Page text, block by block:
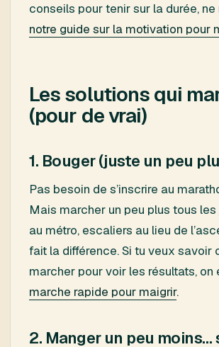
conseils pour tenir sur la durée, ne
notre guide sur la motivation pour
Les solutions qui
(pour de vrai)
1. Bouger (juste un peu
Pas besoin de s’inscrire au
Mais marcher un peu plus tous
au métro, escaliers au lieu de
fait la différence. Si tu veux savoir
marcher pour voir les résultats, on
marche rapide pour maigrir.
2. Manger un peu moins…